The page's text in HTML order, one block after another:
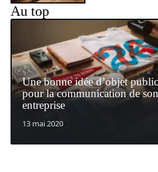
Au top
Une bonne idée d’objet
pour la communication de son
entreprise
13 mai 2020